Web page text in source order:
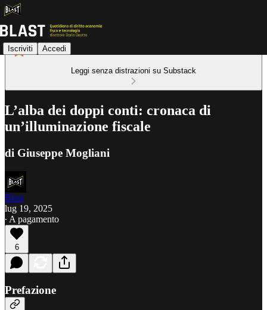
Iscriviti Accedi
Leggi senza distrazioni su Substack
L’alba dei doppi conti: cronaca di
un’illuminazione fiscale
di Giuseppe Mogliani
Blast
lug 19, 2025
∙ A pagamento
6
Prefazione